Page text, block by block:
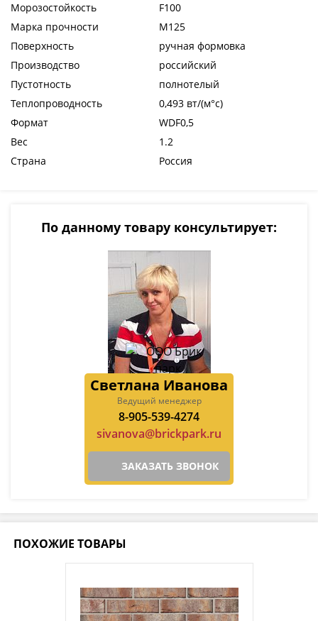
Морозостойкость
F100
Марка прочности
М125
Поверхность
ручная формовка
Производство
российский
Пустотность
полнотелый
Теплопроводность
0,493 вт/(м°c)
Формат
WDF0,5
Вес
1.2
Страна
Россия
По данному товару консультирует:
Светлана Иванова
Ведущий менеджер
8-905-539-4274
sivanova@brickpark.ru
ЗАКАЗАТЬ ЗВОНОК
ПОХОЖИЕ ТОВАРЫ